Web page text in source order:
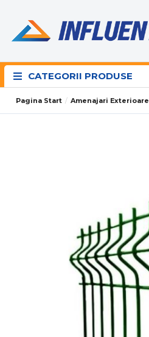
CATEGORII PRODUSE
Pagina Start Amenajari Exterioare